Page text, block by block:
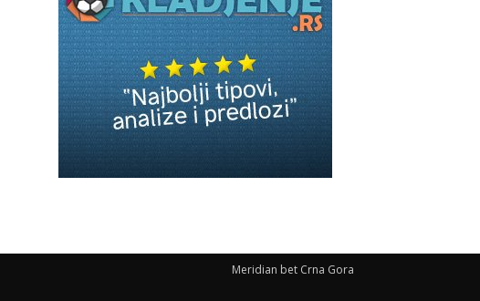
Meridian bet Crna Gora